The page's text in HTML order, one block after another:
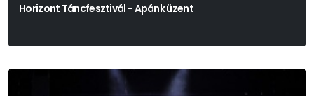
Horizont Táncfesztivál - Apánk üzent